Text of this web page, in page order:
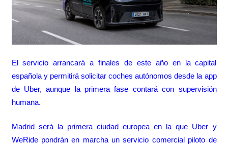
El servicio arrancará a finales de este año en la capital
española y permitirá solicitar coches autónomos desde la app
de Uber, aunque la primera fase contará con supervisión
humana.
Madrid será la primera ciudad europea en la que Uber y
WeRide pondrán en marcha un servicio comercial piloto de